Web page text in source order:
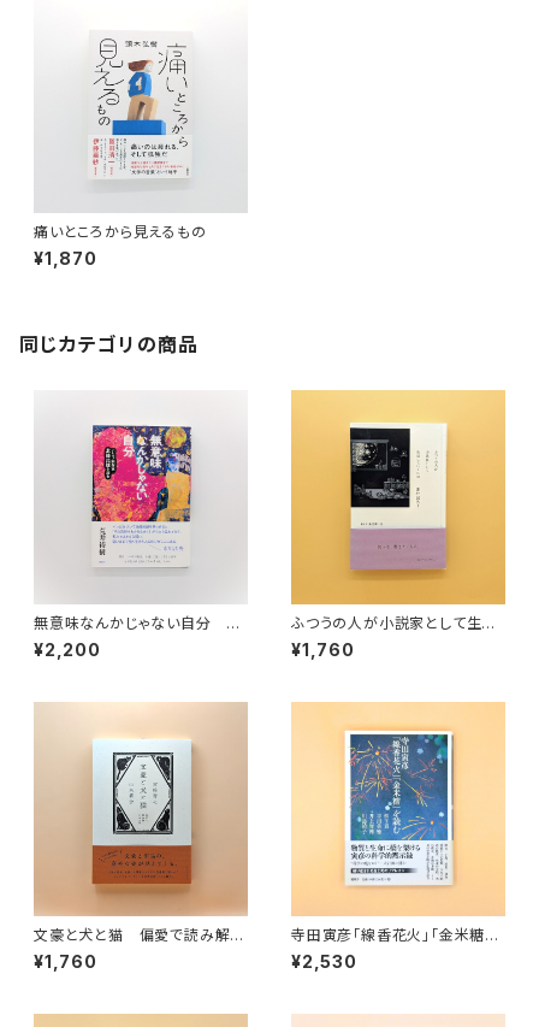
痛いところから見えるもの
¥1,870
同じカテゴリの商品
無意味なんかじゃない自分 ハ
ンセン病作家・北條民雄を読む
¥2,200
ふつうの人が小説家として生活
していくには
¥1,760
文豪と犬と猫 偏愛で読み解く
日本文学
¥1,760
寺田寅彦「線香花火」「金米糖」
を読む
¥2,530